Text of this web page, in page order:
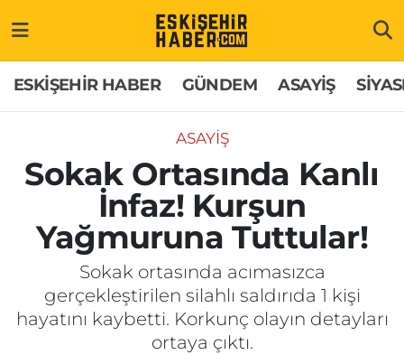
ESKİŞEHİR HABER GÜNDEM ASAYİŞ
ASAYİŞ
Sokak Ortasında Kanlı
İnfaz! Kurşun
Yağmuruna Tuttular!
Sokak ortasında acımasızca
gerçekleştirilen silahlı saldırıda 1 kişi
hayatını kaybetti. Korkunç olayın detayları
ortaya çıktı.
GÜNDEM
ASAYİŞ
SİYASET
EKONOMİ
SAĞLIK
Hakkımızda
İletişim
Odunpazarı Trafik Yoğunluk Haritası
Süper Lig Puan Durumu ve Fikstür
Tüm Manşetler
Son Dakika Haberleri
Haber Arşivi